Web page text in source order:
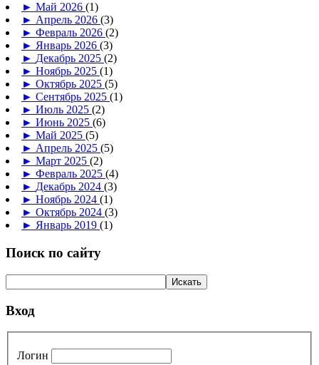
► Май 2026 (1)
► Апрель 2026 (3)
► Февраль 2026 (2)
► Январь 2026 (3)
► Декабрь 2025 (2)
► Ноябрь 2025 (1)
► Октябрь 2025 (5)
► Сентябрь 2025 (1)
► Июль 2025 (2)
► Июнь 2025 (6)
► Май 2025 (5)
► Апрель 2025 (5)
► Март 2025 (2)
► Февраль 2025 (4)
► Декабрь 2024 (3)
► Ноябрь 2024 (1)
► Октябрь 2024 (3)
► Январь 2019 (1)
Поиск по сайту
Вход
Логин